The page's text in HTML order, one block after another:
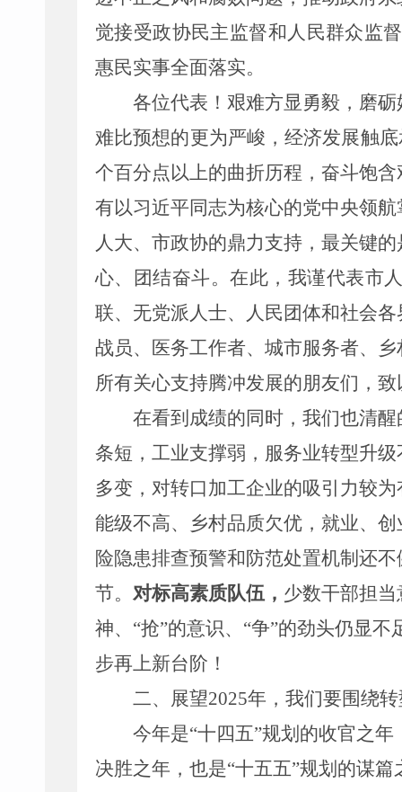
觉接受政协民主监督和人民群众监
惠民实事全面落实。
各位代表 ！艰难方显勇毅，磨
难比预想的更为严峻 ，经济发展触
个百分点 以上的曲折历程，奋斗饱
有以习近平同志为核心的党中央领
人大、市政协的鼎力支持，最关键的
心、团结奋斗。在此，我谨代表市
联、无党派人士、人民团体和社会
战员、医务工作者、城市服务者、
所有关心支持腾冲发展的朋友们，
在看到成绩的同时，我们也清
条短，工业支撑弱，服务业转型升级
多变， 对转口加工企业的吸引力较为
能级不高、乡村品质欠优 ，就业、 创
险隐患排查预警和防范处置机制还
节。 对标高素质队伍 ， 少数干部担
神、 “抢”的意识、 “争”的劲头仍显不
步再上新台阶！
二、展望2025年 ，我们要围绕
今年是“十四五”规划的收官之年
决胜之年，也是“十五五”规划的谋篇